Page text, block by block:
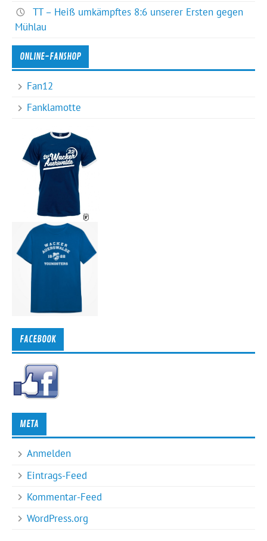
TT – Heiß umkämpftes 8:6 unserer Ersten gegen
Mühlau
ONLINE-FANSHOP
Fan12
Fanklamotte
FACEBOOK
META
Anmelden
Eintrags-Feed
Kommentar-Feed
WordPress.org